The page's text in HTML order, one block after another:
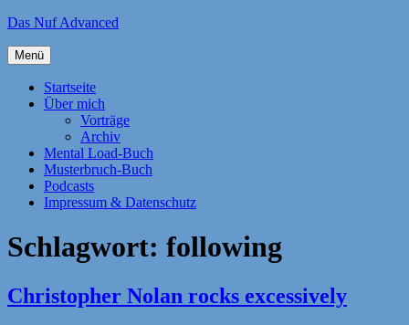
Zum
springen
Das Nuf Advanced
Menü
Startseite
Über mich
Vorträge
Archiv
Mental Load-Buch
Musterbruch-Buch
Podcasts
Impressum & Datenschutz
Schlagwort: following
Christopher Nolan rocks excessively